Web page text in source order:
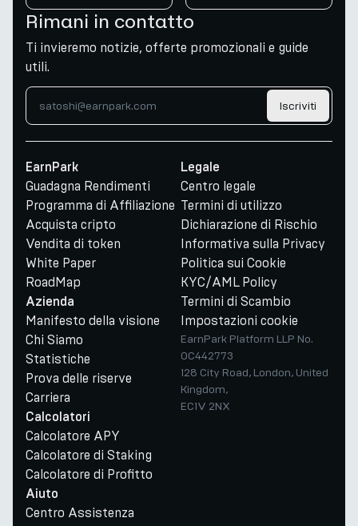
Rimani in contatto
Ti invieremo notizie, offerte promozionali e guide
utili.
Iscriviti
EarnPark
Guadagna Rendimenti
Programma di Affiliazione
Acquista cripto
Vendita di token
White Paper
RoadMap
Azienda
Manifesto della visione
Chi Siamo
Statistiche
Prova delle riserve
Carriera
Calcolatori
Calcolatore APY
Calcolatore di Staking
Calcolatore di Profitto
Aiuto
Centro Assistenza
Legale
Centro legale
Termini di utilizzo
Dichiarazione di Rischio
Informativa sulla Privacy
Politica sui Cookie
KYC/AML Policy
Termini di Scambio
Impostazioni cookie
EarnPark Platform LLP No.
OC442773
128 City Road, London, United
Kingdom,
EC1V 2NX